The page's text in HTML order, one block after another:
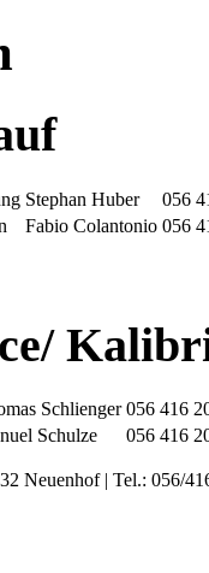
Stephan Huber
056
Fabio Colantonio 056
Schlienger 056 416
Schulze 056 416
Neuenhof | Tel.: 056/